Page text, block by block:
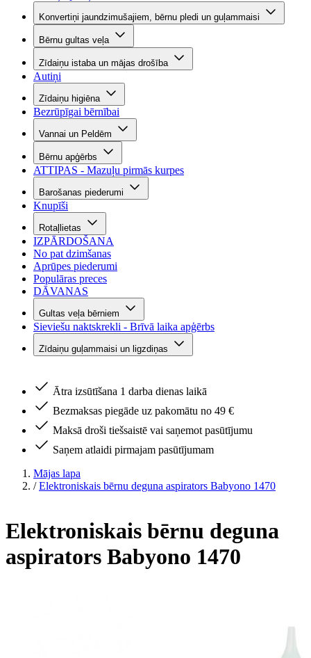
Konvertiņi jaundzimušajiem, bērnu pledi un guļammaisi
Bērnu gultas veļa
Zīdaiņu istaba un mājas drošība
Autiņi
Zīdaiņu higiēna
Bezrūpīgai bērnībai
Vannai un Peldēm
Bērnu apģērbs
ATTIPAS - Mazuļu pirmās kurpes
Barošanas piederumi
Knupīši
Rotaļlietas
IZPĀRDOŠANA
No pat dzimšanas
Aprūpes piederumi
Populāras preces
DĀVANAS
Gultas veļa bērniem
Sieviešu naktskrekli - Brīvā laika apģērbs
Zīdaiņu guļammaisi un ligzdiņas
Ātra izsūtīšana 1 darba dienas laikā
Bezmaksas piegāde uz pakomātu no 49 €
Maksā droši tiešsaistē vai saņemot pasūtījumu
Saņem atlaidi pirmajam pasūtījumam
Mājas lapa
/ Elektroniskais bērnu deguna aspirators Babyono 1470
Elektroniskais bērnu deguna
aspirators Babyono 1470